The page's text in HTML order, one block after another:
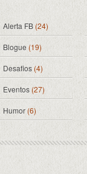
Alerta FB(24)
Blogue (19)
Desafios (4)
Eventos(27)
Humor (6)